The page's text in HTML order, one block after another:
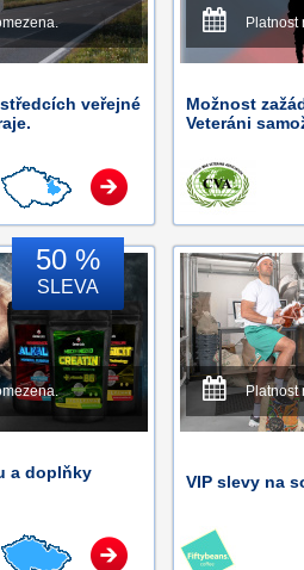
veřejné
Platnost
Možnost
Veteráni
50 %
SLEVA
a doplňky
Platnost
VIP slevy na